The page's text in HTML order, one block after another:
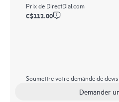
Prix de DirectDial.com
C$112.00
Soumettre votre demande de
Demander